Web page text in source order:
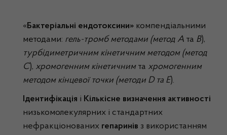
«Бактеріальні ендотоксини» компендіальними
методами: гель-тромб методами (метод А та В),
турбідиметричним кінетичним методом (метод
С), хромогенним кінетичним та хромогенним
методом кінцевої точки (методи D та Е).
Ідентифікація і Кількісне визначення активності
низькомолекулярних і стандартних
нефракціонованих гепаринів з використанням